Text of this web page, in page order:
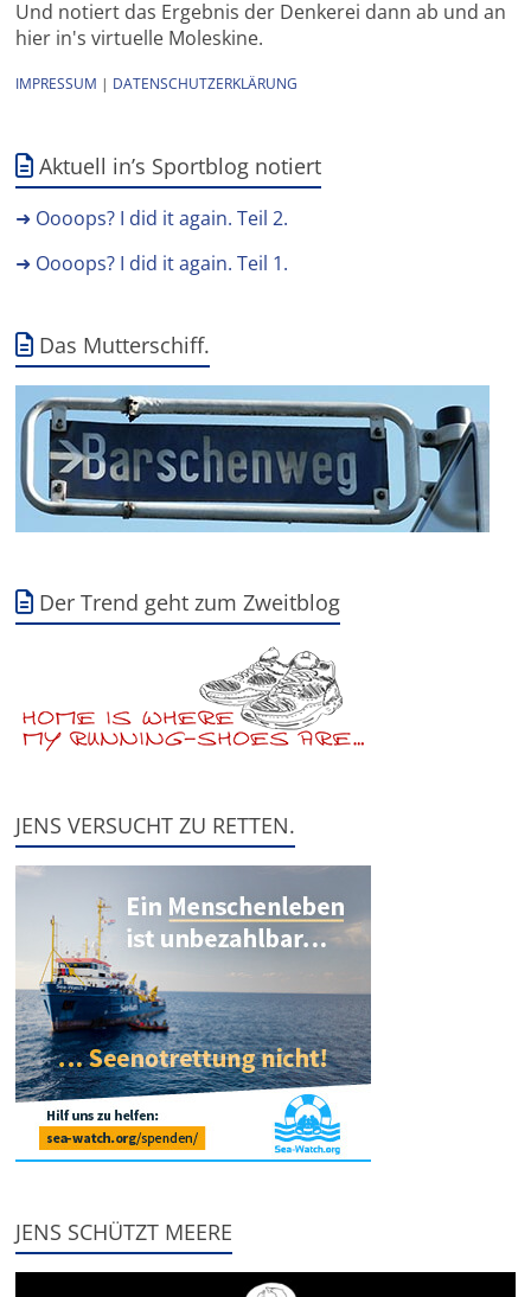
Und notiert das Ergebnis der Denkerei dann ab und an
hier in's virtuelle Moleskine.
IMPRESSUM | DATENSCHUTZERKLÄRUNG
Aktuell in’s Sportblog notiert
➜ Oooops? I did it again. Teil 2.
➜ Oooops? I did it again. Teil 1.
Das Mutterschiff.
Der Trend geht zum Zweitblog
JENS VERSUCHT ZU RETTEN.
JENS SCHÜTZT MEERE